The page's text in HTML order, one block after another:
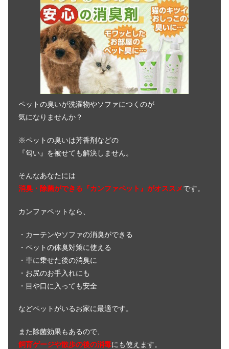
処法まとめ【徹底検証】
インコのくちばしの病気！パクパクす
るのは危ない？
文鳥が水浴びをしない理由は？タイミ
ングや温度を解説！
セキセイインコは野菜をいつから食べ
る？気になるコツと注意点まとめ
カラスの生態は？夜に大量発生する原
セキセイインコの吐き戻しをやめさせ
るには？時期で変わる対策まとめ
インコの種類一覧！性格や飼いやすい
ペットのおすすめは？
ヒヨドリとは？雛の餌の種類や食事を
与えるときの注意点を紹介！
ペットの臭いが洗濯物やソファにつくのが
気になりませんか？
※ペットの臭いは芳香剤などの
『匂い』を被せても解決しません。
そんなあなたには
消臭・除菌ができる『カンファペット』がオススメです。
カンファペットなら、
・カーテンやソファの消臭ができる
・ペットの体臭対策に使える
・車に乗せた後の消臭に
・お尻のお手入れにも
・目や口に入っても安全
などペットがいるお家に最適です。
また除菌効果もあるので、
飼育ゲージや散歩の後の消毒にも使えます。